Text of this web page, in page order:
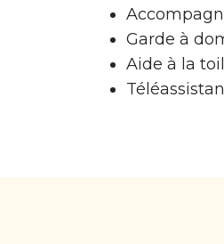
Garde à
Aide à la